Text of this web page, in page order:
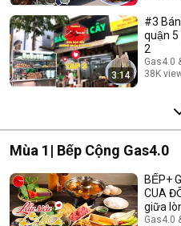
3:14
#3
quận 5
2
Gas4.0
38K
Mùa 1| Bếp Cộng Gas4.0
BẾP+
CUA
giữa
Gas4.0